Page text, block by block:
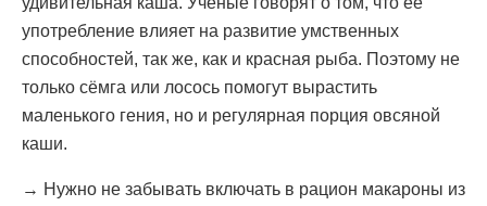
употребление влияет на развитие умственных
способностей, так же, как и красная рыба. Поэтому не
только сёмга или лосось помогут вырастить
маленького гения, но и регулярная порция овсяной
каши.
→ Нужно не забывать включать в рацион макароны из